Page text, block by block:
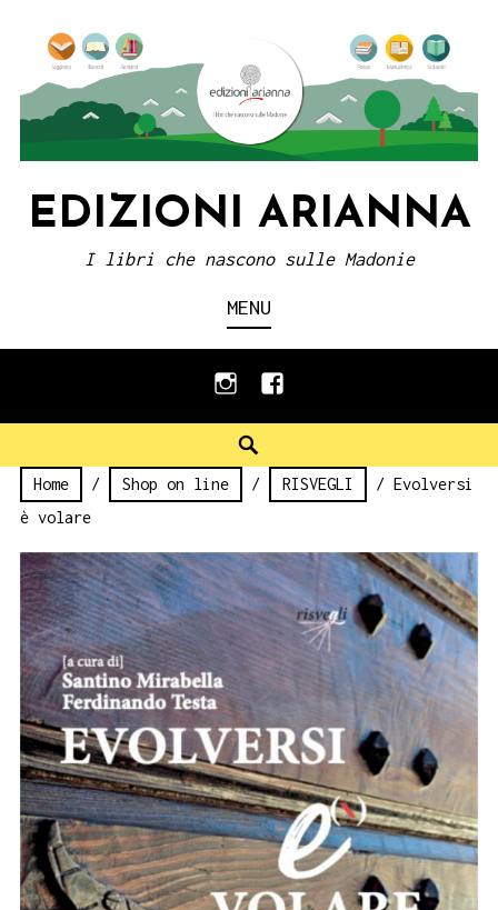
content
EDIZIONI ARIANNA
I libri che nascono sulle Madonie
MENU
instagramfacebook
Home / Shop on line / RISVEGLI
/ Evolversi
è volare